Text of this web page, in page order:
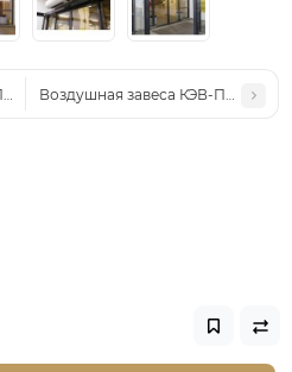
Воздушная завеса КЭВ-П4060A